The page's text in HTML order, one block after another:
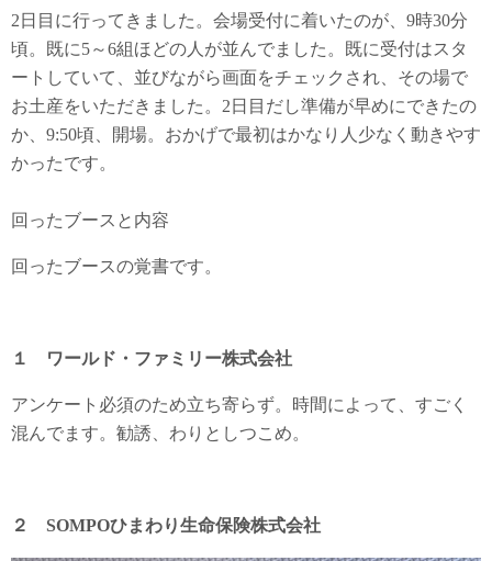
2日目に行ってきました。会場受付に着いたのが、9時30分
頃。既に5～6組ほどの人が並んでました。既に受付はスタ
ートしていて、並びながら画面をチェックされ、その場で
お土産をいただきました。2日目だし準備が早めにできたの
か、9:50頃、開場。おかげで最初はかなり人少なく動きやす
かったです。
回ったブースと内容
回ったブースの覚書です。
１ ワールド・ファミリー株式会社
アンケート必須のため立ち寄らず。時間によって、すごく
混んでます。勧誘、わりとしつこめ。
２ SOMPOひまわり生命保険株式会社